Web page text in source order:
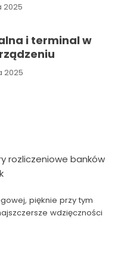
2025
i terminal w
2025
rozliczeniowe banków
pięknie przy tym
wdzięczności